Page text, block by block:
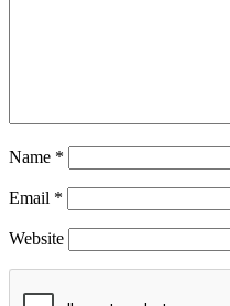
Name *
Email *
Website